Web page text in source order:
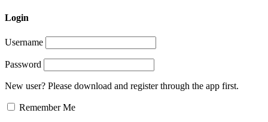
Login
Username
Password
New user? Please download and register through the app first.
Remember Me